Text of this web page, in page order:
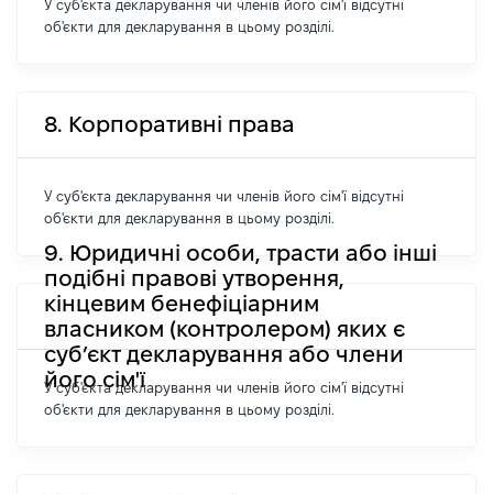
У суб'єкта декларування чи членів його сім'ї відсутні
об'єкти для декларування в цьому розділі.
8. Корпоративні права
У суб'єкта декларування чи членів його сім'ї відсутні
об'єкти для декларування в цьому розділі.
9. Юридичні особи, трасти або інші
подібні правові утворення,
кінцевим бенефіціарним
власником (контролером) яких є
суб’єкт декларування або члени
його сім'ї
У суб'єкта декларування чи членів його сім'ї відсутні
об'єкти для декларування в цьому розділі.